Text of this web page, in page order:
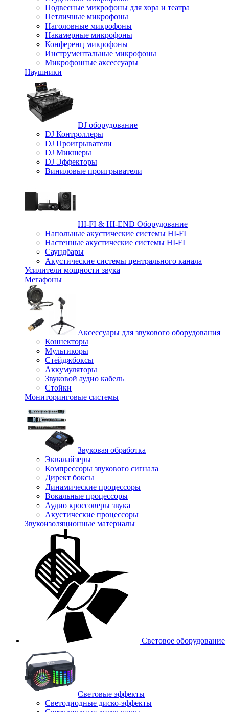
Подвесные микрофоны для хора и театра
Петличные микрофоны
Наголовные микрофоны
Накамерные микрофоны
Конференц микрофоны
Инструментальные микрофоны
Микрофонные аксессуары
Наушники
DJ оборудование
DJ Контроллеры
DJ Проигрыватели
DJ Микшеры
DJ Эффекторы
Виниловые проигрыватели
HI-FI & HI-END Оборудование
Напольные акустические системы HI-FI
Настенные акустические системы HI-FI
Саундбары
Акустические системы центрального канала
Усилители мощности звука
Мегафоны
Аксессуары для звукового оборудования
Коннекторы
Мультикоры
Стейджбоксы
Аккумуляторы
Звуковой аудио кабель
Стойки
Мониторинговые системы
Звуковая обработка
Эквалайзеры
Компрессоры звукового сигнала
Директ боксы
Динамические процессоры
Вокальные процессоры
Аудио кроссоверы звука
Акустические процессоры
Звукоизоляционные материалы
Световое оборудование
Световые эффекты
Светодиодные диско-эффекты